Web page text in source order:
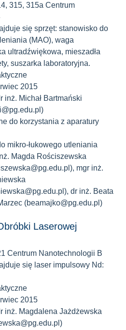
315, 315a Centrum
się sprzęt: stanowisko do
(MAO), waga
ultradźwiękowa, mieszadła
suszarka laboratoryjna.
2015
inż. Michał Bartmański
do korzystania z aparatury
mikro-łukowego utleniania
Magda Rościszewska
mgr inż.
dr inż. Beata
(beamajko@pg.edu.pl)
Laserowej
Centrum Nanotechnologii B
się laser impulsowy Nd:
2015
inż. Magdalena Jażdżewska